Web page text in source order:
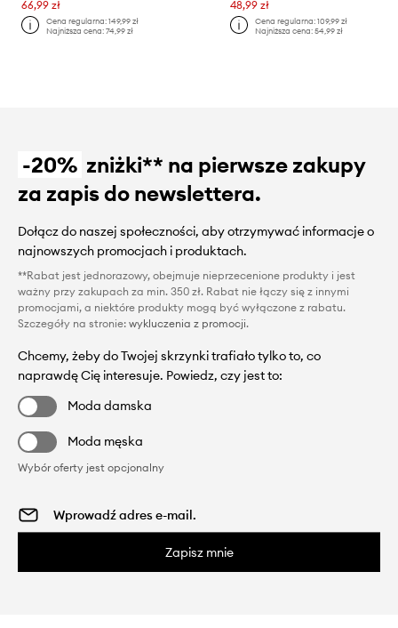
66,99 zł
Cena regularna:149,99 zł
Najniższa cena:74,99 zł
48,99 zł
Cena regularna: 109,99 zł
Najniższa cena: 54,99 zł
-20% zniżki** na pierwsze zakupy
za zapis do newslettera.
Dołącz do naszej społeczności, aby otrzymywać informacje o
najnowszych promocjach i produktach.
**Rabat jest jednorazowy, obejmuje nieprzecenione produkty i jest
ważny przy zakupach za min. 350 zł. Rabat nie łączy się z innymi
promocjami, a niektóre produkty mogą być wyłączone z rabatu.
Szczegóły na stronie: wykluczenia z promocji.
Chcemy, żeby do Twojej skrzynki trafiało tylko to, co
naprawdę Cię interesuje. Powiedz, czy jest to:
Moda damska
Moda męska
Wybór oferty jest opcjonalny
Zapisz mnie